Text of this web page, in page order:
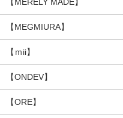
【MEGMIURA】
【ｍii】
【ONDEV】
【ORE】